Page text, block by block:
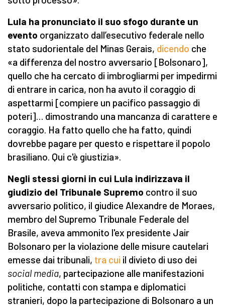
Lula ha pronunciato il suo sfogo durante un
evento organizzato dall’esecutivo federale nello
stato sudorientale del Minas Gerais, dicendo che
«a differenza del nostro avversario [Bolsonaro],
quello che ha cercato di imbrogliarmi per impedirmi
di entrare in carica, non ha avuto il coraggio di
aspettarmi [compiere un pacifico passaggio di
poteri]… dimostrando una mancanza di carattere e
coraggio. Ha fatto quello che ha fatto, quindi
dovrebbe pagare per questo e rispettare il popolo
brasiliano. Qui c'è giustizia».
Negli stessi giorni in cui Lula indirizzava il
giudizio del Tribunale Supremo contro il suo
avversario politico, il giudice Alexandre de Moraes,
membro del Supremo Tribunale Federale del
Brasile, aveva ammonito l'ex presidente Jair
Bolsonaro per la violazione delle misure cautelari
emesse dai tribunali, tra cui il divieto di uso dei
social media, partecipazione alle manifestazioni
politiche, contatti con stampa e diplomatici
stranieri, dopo la partecipazione di Bolsonaro a un